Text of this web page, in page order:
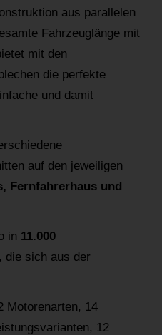
aus parallelen
Fahrzeuglänge mit
mit den
die perfekte
und damit
auf den jeweiligen
Fernfahrerhaus und
in 11.000
die sich aus der
Motorenarten, 14
12